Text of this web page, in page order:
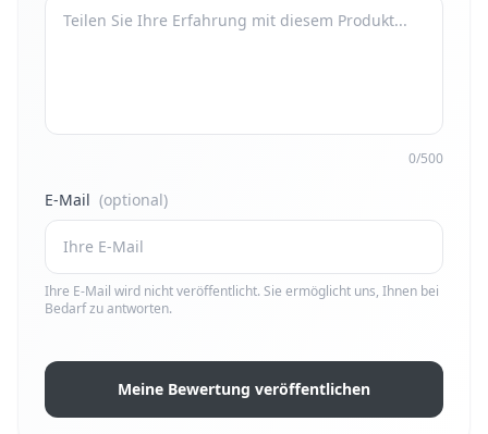
0/500
E-Mail (optional)
Ihre E-Mail wird nicht veröffentlicht. Sie ermöglicht uns, Ihnen bei
Bedarf zu antworten.
Meine Bewertung veröffentlichen